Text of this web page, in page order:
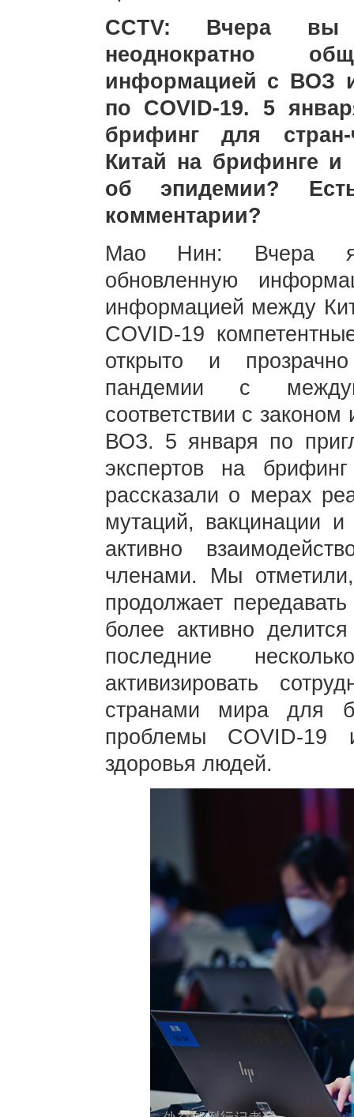
CCTV: Вчера вы
неоднократно
информацией с ВОЗ
по COVID-19. 5
брифинг для
Китай на брифинге
об эпидемии?
комментарии?
Мао Нин: Вчера я
обновленную
информацией между
COVID-19
открыто и
пандемии с
соответствии с
ВОЗ. 5 января по
экспертов на
рассказали о мерах
мутаций, вакцинации
активно
членами. Мы
продолжает
более активно
последние
активизировать
странами мира для
проблемы COVID-
здоровья людей.